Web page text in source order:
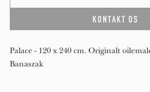
Palace - 120 x 240 cm. Originalt
Banaszak